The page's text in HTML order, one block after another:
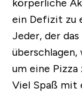
körperliche
ein Defizit zu
Jeder, der
um eine Pizza
Viel Spaß mit